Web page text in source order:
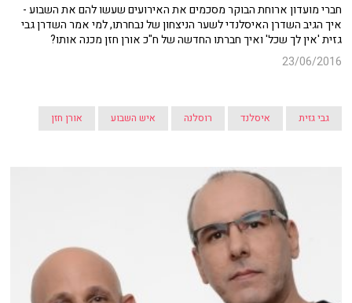
חברי מועדון ארוחת הבוקר מסכמים את האירועים שעשו להם את השבוע -
איך הגיב השדרן האיסלנדי לשער הניצחון של נבחרתו, למי אמר השדרן גבי
גזית 'אין לך שכל' ואיך חברתו החדשה של ח"כ אורן חזן מכנה אותו?
23/06/2016
גבי גזית איסלנד רוסלנה איש השבוע אורן חזן